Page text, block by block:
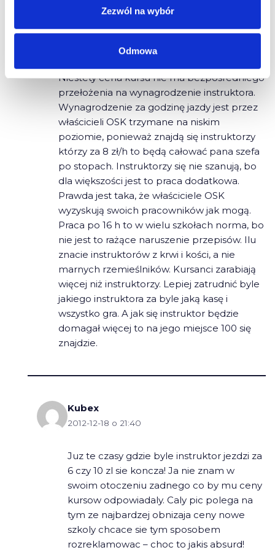
Zezwól na wybór
Odmowa
Marcin Zygmunt
Niestety cena kursu nie ma bezpośredniego
przełożenia na wynagrodzenie instruktora.
Wynagrodzenie za godzinę jazdy jest przez
właścicieli OSK trzymane na niskim
poziomie, ponieważ znajdą się instruktorzy
którzy za 8 zł/h to będą całować pana szefa
po stopach. Instruktorzy się nie szanują, bo
dla większości jest to praca dodatkowa.
Prawda jest taka, że właściciele OSK
wyzyskują swoich pracowników jak mogą.
Praca po 16 h to w wielu szkołach norma, bo
nie jest to rażące naruszenie przepisów. Ilu
znacie instruktorów z krwi i kości, a nie
marnych rzemieślników. Kursanci zarabiają
więcej niż instruktorzy. Lepiej zatrudnić byle
jakiego instruktora za byle jaką kasę i
wszystko gra. A jak się instruktor będzie
domagał więcej to na jego miejsce 100 się
znajdzie.
Kubex
2012-12-18 o 21:40
Juz te czasy gdzie byle instruktor jezdzi za
6 czy 10 zl sie koncza! Ja nie znam w
swoim otoczeniu zadnego co by mu ceny
kursow odpowiadaly. Caly pic polega na
tym ze najbardzej obnizaja ceny nowe
szkoly chcace sie tym sposobem
rozreklamowac – choc to jakis absurd!